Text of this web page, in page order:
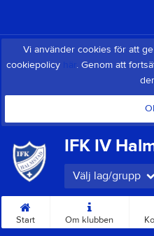
Vi använder cookies för att
cookiepolicy här. Genom att
IFK IV
Välj lag/grupp
Start Om klubben